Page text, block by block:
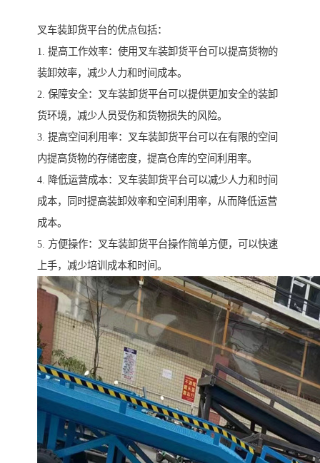
叉车装卸货平台的优点包括：
1. 提高工作效率：使用叉车装卸货平台可以提高货物的
装卸效率，减少人力和时间成本。
2. 保障安全：叉车装卸货平台可以提供更加安全的装卸
货环境，减少人员受伤和货物损失的风险。
3. 提高空间利用率：叉车装卸货平台可以在有限的空间
内提高货物的存储密度，提高仓库的空间利用率。
4. 降低运营成本：叉车装卸货平台可以减少人力和时间
成本，同时提高装卸效率和空间利用率，从而降低运营
成本。
5. 方便操作：叉车装卸货平台操作简单方便，可以快速
上手，减少培训成本和时间。